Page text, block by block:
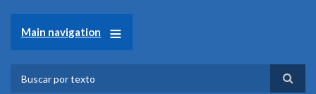
contenido
principal
Main navigation